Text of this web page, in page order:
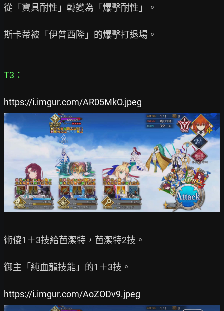
從「寶具耐性」轉變為「爆擊耐性」。
斯卡蒂被「伊普西隆」的爆擊打退場。
T3：
https://i.imgur.com/AR05MkO.jpeg
術傻1＋3技給芭潔特，芭潔特2技。
御主「純血龍技能」的1＋3技。
https://i.imgur.com/AoZODv9.jpeg